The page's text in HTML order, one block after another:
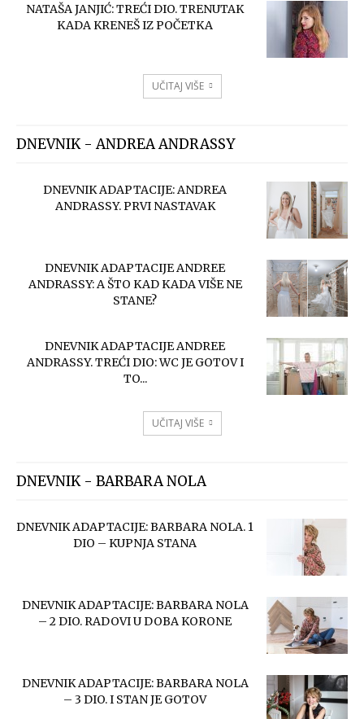
NATAŠA JANJIĆ: TREĆI DIO. TRENUTAK
KADA KRENEŠ IZ POČETKA
UČITAJ VIŠE
DNEVNIK - ANDREA ANDRASSY
DNEVNIK ADAPTACIJE: ANDREA
ANDRASSY. PRVI NASTAVAK
DNEVNIK ADAPTACIJE ANDREE
ANDRASSY: A ŠTO KAD KADA VIŠE NE
STANE?
DNEVNIK ADAPTACIJE ANDREE
ANDRASSY. TREĆI DIO: WC JE GOTOV I
TO...
UČITAJ VIŠE
DNEVNIK - BARBARA NOLA
DNEVNIK ADAPTACIJE: BARBARA NOLA. 1
DIO – KUPNJA STANA
DNEVNIK ADAPTACIJE: BARBARA NOLA
– 2 DIO. RADOVI U DOBA KORONE
DNEVNIK ADAPTACIJE: BARBARA NOLA
– 3 DIO. I STAN JE GOTOV